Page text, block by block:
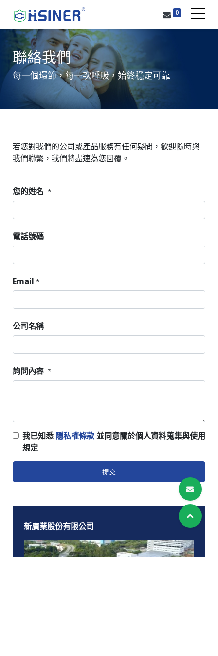
0
聯絡我們
每一個環節，每一次呼吸，始終穩定可靠
若您對我們的公司或產品服務有任何疑問，歡迎隨時與
我們聯繫，我們將盡速為您回覆。
您的姓名 *
電話號碼
Email *
公司名稱
詢問內容 *
我已知悉 隱私權條款並同意關於個人資料蒐集與使用
規定
提交
新廣業股份有限公司